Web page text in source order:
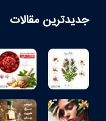
جدیدترین مقالات